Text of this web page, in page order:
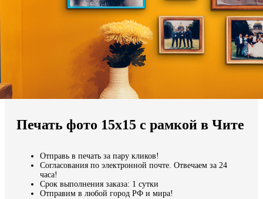
Мы доставляем по всему миру
Продолжить без города
Печать фото 15х15 с рамкой в Чите
Отправь в печать за пару кликов!
Согласования по электронной почте. Отвечаем за 24
часа!
Срок выполнения заказа: 1 сутки
Отправим в любой город РФ и мира!